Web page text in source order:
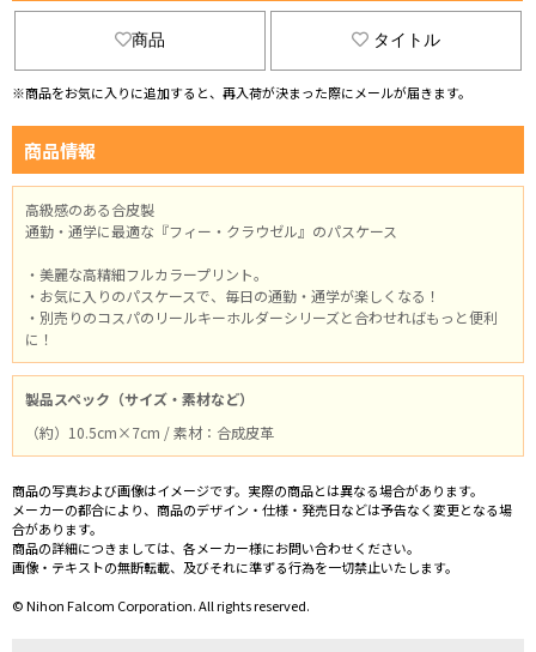
商品 タイトル
※商品をお気に入りに追加すると、再入荷が決まった際にメールが届きます。
商品情報
高級感のある合皮製
通勤・通学に最適な『フィー・クラウゼル』のパスケース
・美麗な高精細フルカラープリント。
・お気に入りのパスケースで、毎日の通勤・通学が楽しくなる！
・別売りのコスパのリールキーホルダーシリーズと合わせればもっと便利
に！
製品スペック（サイズ・素材など）
（約）10.5cm×7cm / 素材：合成皮革
商品の写真および画像はイメージです。実際の商品とは異なる場合があります。
メーカーの都合により、商品のデザイン・仕様・発売日などは予告なく変更となる場
合があります。
商品の詳細につきましては、各メーカー様にお問い合わせください。
画像・テキストの無断転載、及びそれに準ずる行為を一切禁止いたします。
© Nihon Falcom Corporation. All rights reserved.